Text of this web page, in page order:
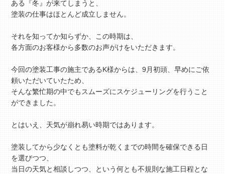
ある『冬』が来てしまうと、
塗装の仕事はほとんど成立しません。
それを知ってか知らずか、この時期は、
各方面のお客様から多数のお声がけをいただきます。
今回の塗装工事の施主であるK様からは、9月初頭、早めにご依
頼いただいていたため、
そんな繁忙期の中でもスムーズにスケジューリングを行うこと
ができました。
とはいえ、天気が崩れ易い時期ではあります。
塗装してから少なくとも塗料が乾くまでの時間を確保できる日
を選びつつ、
当日の天気と相談しつつ、という何とも不規則な施工日程とな